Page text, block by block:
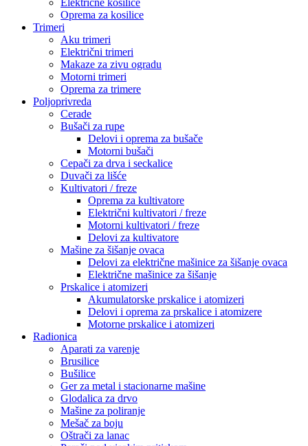
Električne kosilice
Oprema za kosilice
Trimeri
Aku trimeri
Električni trimeri
Makaze za zivu ogradu
Motorni trimeri
Oprema za trimere
Poljoprivreda
Cerade
Bušači za rupe
Delovi i oprema za bušače
Motorni bušači
Cepači za drva i seckalice
Duvači za lišće
Kultivatori / freze
Oprema za kultivatore
Električni kultivatori / freze
Motorni kultivatori / freze
Delovi za kultivatore
Mašine za šišanje ovaca
Delovi za električne mašinice za šišanje ovaca
Električne mašinice za šišanje
Prskalice i atomizeri
Akumulatorske prskalice i atomizeri
Delovi i oprema za prskalice i atomizere
Motorne prskalice i atomizeri
Radionica
Aparati za varenje
Brusilice
Bušilice
Ger za metal i stacionarne mašine
Glodalica za drvo
Mašine za poliranje
Mešač za boju
Oštrači za lanac